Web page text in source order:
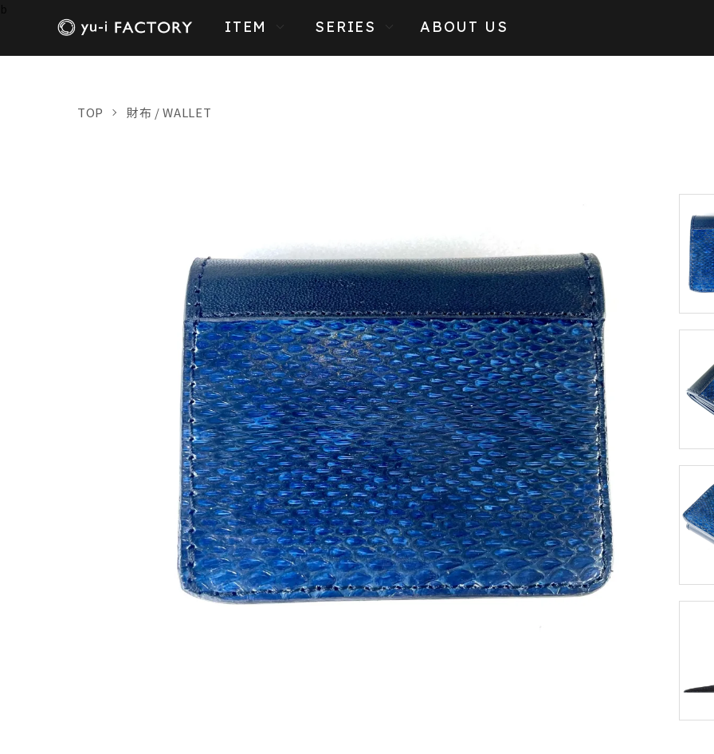
ITEM SERIES ABOUT US
TOP 財布 / WALLET